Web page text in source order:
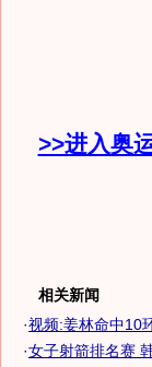
>>进入奥
相关新闻
·视频:姜林命中10
·女子射箭排名赛